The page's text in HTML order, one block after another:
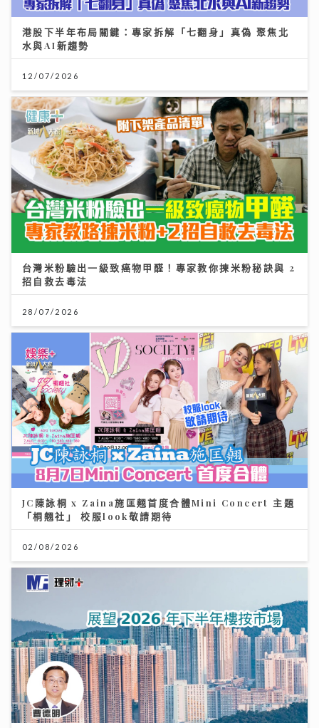
港股下半年布局關鍵：專家拆解「七翻身」真偽 聚焦北
水與AI新趨勢
12/07/2026
台灣米粉驗出一級致癌物甲醛！專家教你揀米粉秘訣與 2
招自救去毒法
28/07/2026
JC陳詠桐 x Zaina施匡翹首度合體Mini Concert 主題
「桐翹社」 校服look敬請期待
02/08/2026